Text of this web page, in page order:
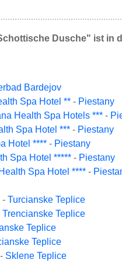
Dusche" ist in
Bardejov
Spa Hotel ** - Piestany
Health Spa Hotels *** -
Spa Hotel *** - Piestany
Hotel **** - Piestany
Spa Hotel ***** - Piestany
Spa Hotel **** -
- Turcianske Teplice
Trencianske Teplice
Teplice
Teplice
- Sklene Teplice